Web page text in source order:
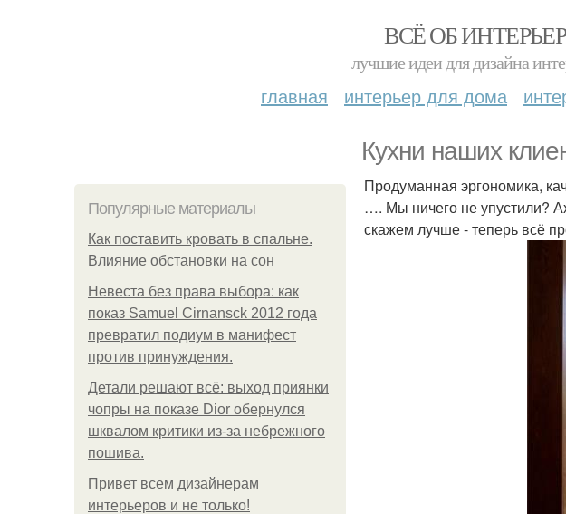
ВСЁ ОБ
лучшие идеи для дизайна
главная интерьер для дома
Кухни наших
Популярные материалы
Как поставить кровать в спальне.
Влияние обстановки на сон
Невеста без права выбора: как
показ Samuel Cirnansck 2012 года
превратил подиум в манифест
против принуждения.
Детали решают всё: выход приянки
чопры на показе Dior обернулся
шквалом критики из-за небрежного
пошива.
Привет всем дизайнерам
интерьеров и не только!
Продуманная эргономика,
…. Мы ничего не упустили?
скажем лучше - теперь всё